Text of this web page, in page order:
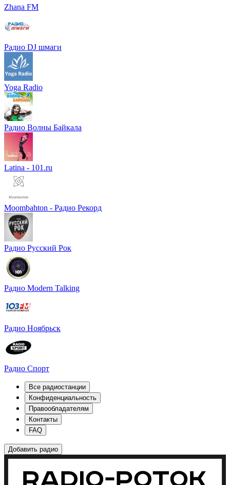
Zhana FM
Радио DJ шмаги
Yoga Radio
Радио Волны Байкала
Latina - 101.ru
Moombahton - Радио Рекорд
Радио Русский Рок
Радио Modern Talking
Радио Ноябрьск
Радио Спорт
Все радиостанции
Конфиденциальность
Правообладателям
Контакты
FAQ
Добавить радио